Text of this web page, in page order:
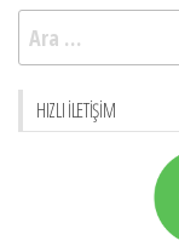
Arama:
HIZLI İLETIŞIM